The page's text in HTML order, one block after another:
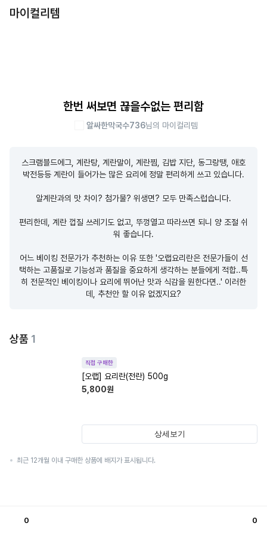
마이컬리템
한번 써보면 끊을수없는 편리함
알싸한막국수736님의 마이컬리템
스크램블드에그, 계란탕, 계란말이, 계란찜, 김밥 지단, 동그랑땡, 애호
박전등등 계란이 들어가는 많은 요리에 정말 편리하게 쓰고 있습니다.
알계란과의 맛 차이? 첨가물? 위생면? 모두 만족스럽습니다.
편리한데, 계란 껍질 쓰레기도 없고, 뚜껑열고 따라쓰면 되니 양 조절 쉬
워 좋습니다.
어느 베이킹 전문가가 추천하는 이유 또한 '오랩요리란은 전문가들이 선
택하는 고품질로 기능성과 품질을 중요하게 생각하는 분들에게 적합..특
히 전문적인 베이킹이나 요리에 뛰어난 맛과 식감을 원한다면..' 이러한
데, 추천안 할 이유 없겠지요?
상품 1
직접 구매한
[오랩] 요리란(전란) 500g
5,800원
상세보기
최근 12개월 이내 구매한 상품에 배지가 표시됩니다.
0 0